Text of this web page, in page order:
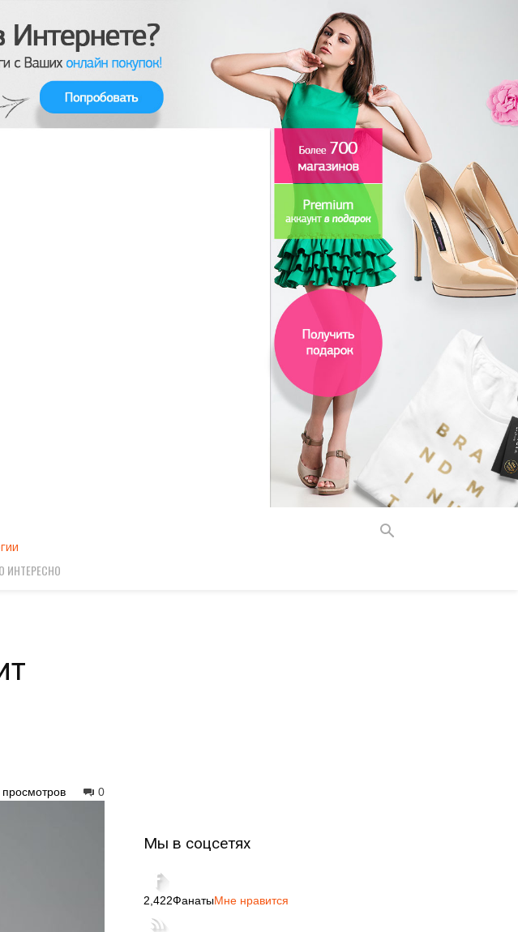
ИНТЕРЕСНО
0
Мы в соцсетях
2,422ФанатыМне нравится